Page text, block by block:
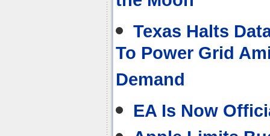
Texas Halts
To Power Grid
Demand
EA Is Now